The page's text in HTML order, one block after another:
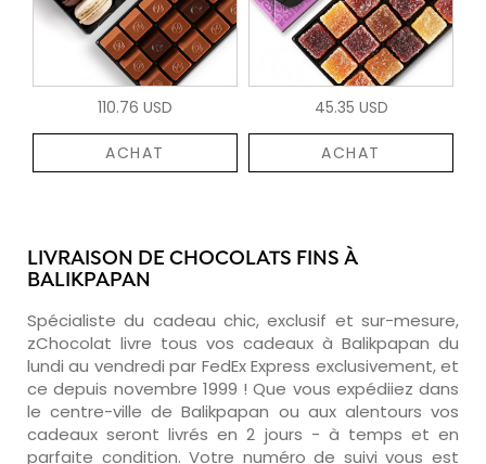
110.76 USD
ACHAT
45.35 USD
ACHAT
LIVRAISON DE CHOCOLATS FINS À
BALIKPAPAN
Spécialiste du cadeau chic, exclusif et sur-mesure,
zChocolat livre tous vos cadeaux à Balikpapan du
lundi au vendredi par FedEx Express exclusivement, et
ce depuis novembre 1999 ! Que vous expédiiez dans
le centre-ville de Balikpapan ou aux alentours vos
cadeaux seront livrés en 2 jours - à temps et en
parfaite condition. Votre numéro de suivi vous est